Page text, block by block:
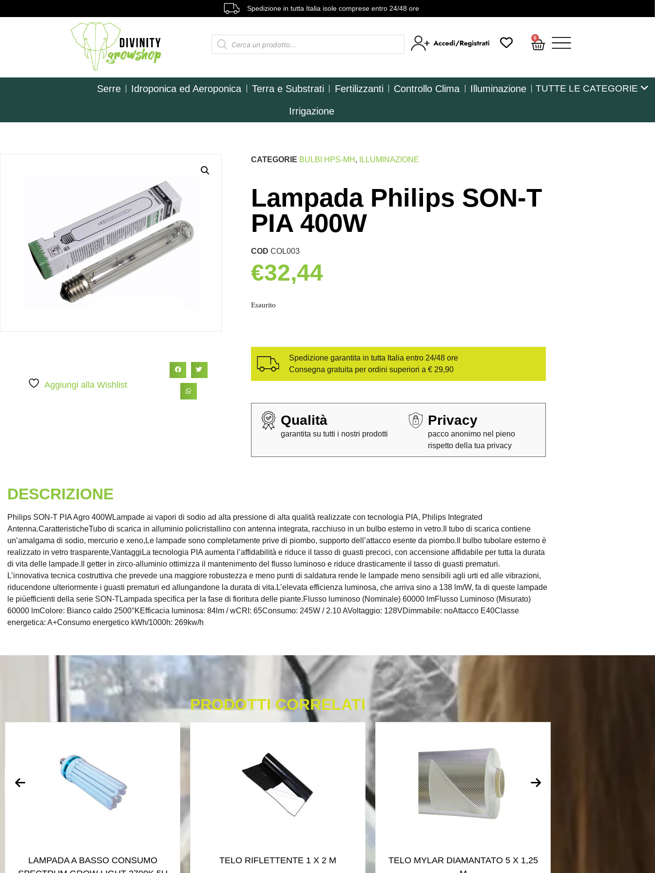
Spedizione in tutta Italia isole comprese entro 24/48 ore
0
Serre Idroponica ed Aeroponica Terra e Substrati Fertilizzanti Controllo Clima Illuminazione
Irrigazione
TUTTE LE CATEGORIE
Aggiungi alla Wishlist
CATEGORIE BULBI HPS-MH , ILLUMINAZIONE
Lampada Philips SON-T
PIA 400W
CODCOL003
€32,44
Esaurito
Spedizione garantita in tutta Italia entro 24/48 ore
Consegna gratuita per ordini superiori a € 29,90
Qualità
garantita su tutti i nostri prodotti
Privacy
pacco anonimo nel pieno
rispetto della tua privacy
DESCRIZIONE
Philips SON-T PIA Agro 400WLampade ai vapori di sodio ad alta pressione di alta qualità realizzate con tecnologia PIA, Philips Integrated
Antenna.CaratteristicheTubo di scarica in alluminio policristallino con antenna integrata, racchiuso in un bulbo esterno in vetro.Il tubo di scarica contiene
un’amalgama di sodio, mercurio e xeno,Le lampade sono completamente prive di piombo, supporto dell’attacco esente da piombo.Il bulbo tubolare esterno è
realizzato in vetro trasparente,VantaggiLa tecnologia PIA aumenta l’affidabilità e riduce il tasso di guasti precoci, con accensione affidabile per tutta la durata
di vita delle lampade.Il getter in zirco-alluminio ottimizza il mantenimento del flusso luminoso e riduce drasticamente il tasso di guasti prematuri.
L’innovativa tecnica costruttiva che prevede una maggiore robustezza e meno punti di saldatura rende le lampade meno sensibili agli urti ed alle vibrazioni,
riducendone ulteriormente i guasti prematuri ed allungandone la durata di vita.L’elevata efficienza luminosa, che arriva sino a 138 lm/W, fa di queste lampade
le piùefficienti della serie SON-TLampada specifica per la fase di fioritura delle piante.Flusso luminoso (Nominale) 60000 lmFlusso Luminoso (Misurato)
60000 lmColore: Bianco caldo 2500°KEfficacia luminosa: 84lm / wCRI: 65Consumo: 245W / 2.10 AVoltaggio: 128VDimmabile: noAttacco E40Classe
energetica: A+Consumo energetico kWh/1000h: 269kw/h
PRODOTTI CORRELATI
LAMPADA A BASSO CONSUMO
TELO RIFLETTENTE 1 X 2 M
TELO MYLAR DIAMANTATO 5 X 1,25